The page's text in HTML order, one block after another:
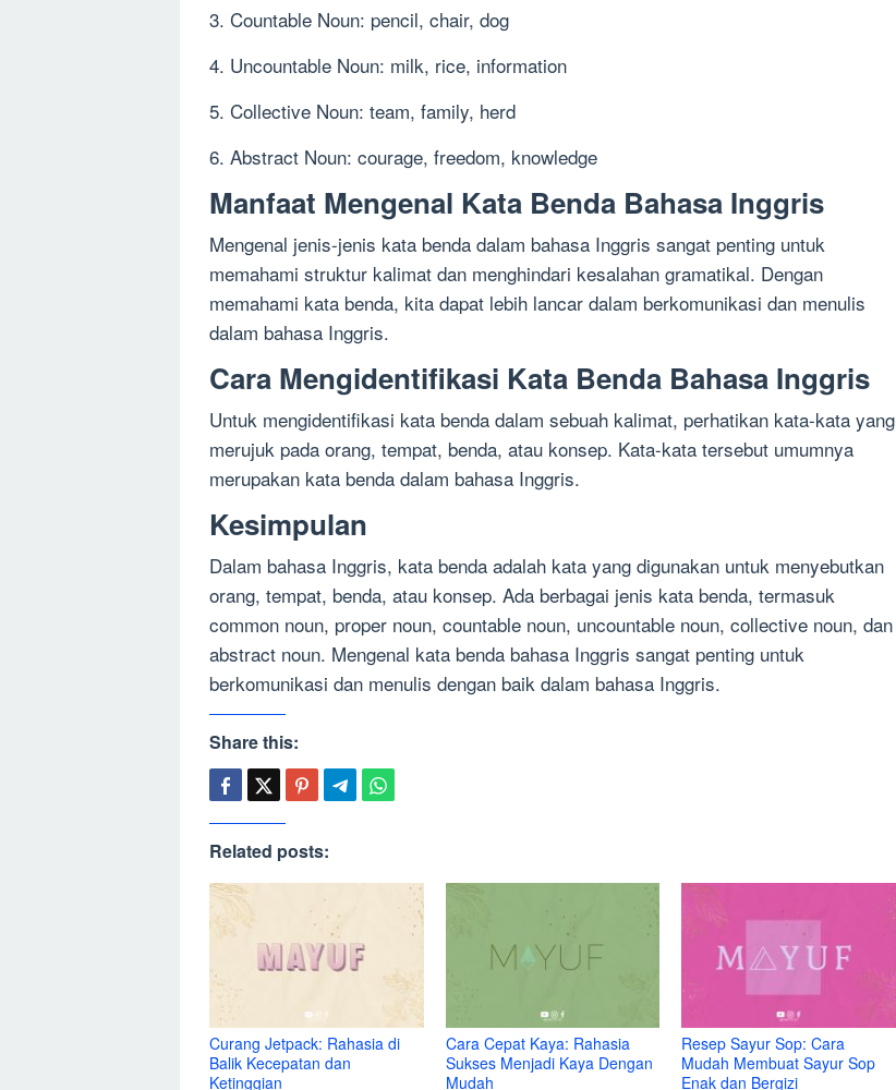
3. Countable Noun: pencil, chair, dog
4. Uncountable Noun: milk, rice, information
5. Collective Noun: team, family, herd
6. Abstract Noun: courage, freedom, knowledge
Manfaat Mengenal Kata Benda Bahasa Inggris
Mengenal jenis-jenis kata benda dalam bahasa Inggris sangat penting untuk
memahami struktur kalimat dan menghindari kesalahan gramatikal. Dengan
memahami kata benda, kita dapat lebih lancar dalam berkomunikasi dan menulis
dalam bahasa Inggris.
Cara Mengidentifikasi Kata Benda Bahasa Inggris
Untuk mengidentifikasi kata benda dalam sebuah kalimat, perhatikan kata-kata yang
merujuk pada orang, tempat, benda, atau konsep. Kata-kata tersebut umumnya
merupakan kata benda dalam bahasa Inggris.
Kesimpulan
Dalam bahasa Inggris, kata benda adalah kata yang digunakan untuk menyebutkan
orang, tempat, benda, atau konsep. Ada berbagai jenis kata benda, termasuk
common noun, proper noun, countable noun, uncountable noun, collective noun, dan
abstract noun. Mengenal kata benda bahasa Inggris sangat penting untuk
berkomunikasi dan menulis dengan baik dalam bahasa Inggris.
Share this:
Related posts:
Curang Jetpack: Rahasia di
Balik Kecepatan dan
Ketinggian
Cara Cepat Kaya: Rahasia
Sukses Menjadi Kaya Dengan
Mudah
Resep Sayur Sop: Cara
Mudah Membuat Sayur Sop
Enak dan Bergizi